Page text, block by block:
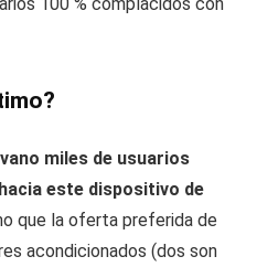
miles de usuarios
este dispositivo de
que la oferta preferida de
acondicionados (dos son